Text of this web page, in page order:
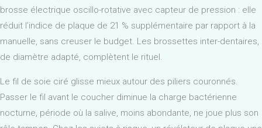
brosse électrique oscillo-rotative avec capteur de pression : elle
réduit l’indice de plaque de 21 % supplémentaire par rapport à la
manuelle, sans creuser le budget. Les brossettes inter-dentaires,
de diamètre adapté, complètent le rituel.
Le fil de soie ciré glisse mieux autour des piliers couronnés.
Passer le fil avant le coucher diminue la charge bactérienne
nocturne, période où la salive, moins abondante, ne joue plus son